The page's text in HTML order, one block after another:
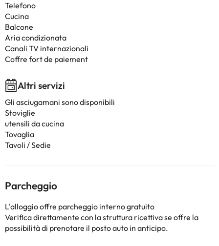
Telefono
Cucina
Balcone
Aria condizionata
Canali TV internazionali
Coffre fort de paiement
Altri servizi
Gli asciugamani sono disponibili
Stoviglie
utensili da cucina
Tovaglia
Tavoli / Sedie
Parcheggio
L'alloggio offre parcheggio interno gratuito
Verifica direttamente con la struttura ricettiva se offre la
possibilità di prenotare il posto auto in anticipo.